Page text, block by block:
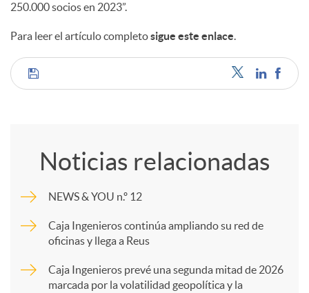
250.000 socios en 2023”.
Para leer el artículo completosigue este enlace.
C
m
p
a
Noticias relacionadas
NEWS & YOU n.º 12
Caja Ingenieros continúa ampliando su red de
oficinas y llega a Reus
Caja Ingenieros prevé una segunda mitad de 2026
marcada por la volatilidad geopolítica y la